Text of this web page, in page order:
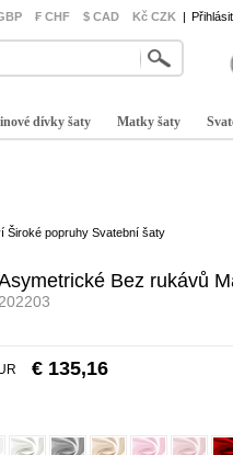
₣ CHF $ CAD Kč CZK |
dívky šaty Matky šaty
Široké popruhy Svatební šaty
Bez rukávů
€ 135,16